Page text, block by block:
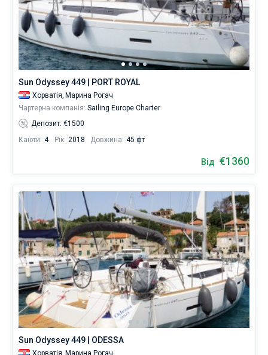
Sun Odyssey 449 | PORT ROYAL
Хорватія, Марина Рогач
Чартерна компанія: Sailing Europe Charter
Депозит: €1500
Каюти: 4 Рік: 2018 Довжина: 45 фт
Від €1360
Sun Odyssey 449 | ODESSA
Хорватія, Марина Рогач